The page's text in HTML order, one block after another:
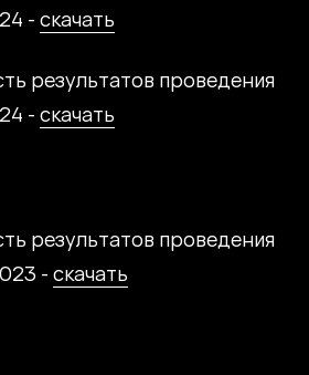
- скачать
результатов проведения
- скачать
результатов проведения
- скачать